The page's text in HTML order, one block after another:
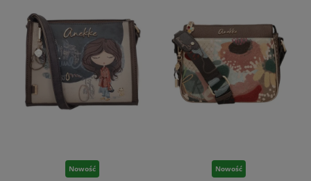
Nowość Nowość